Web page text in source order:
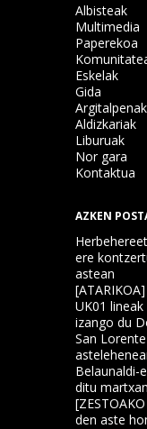
Albisteak
Multimedia
Paperekoa
Eskelak
Gida
Argitalpenak
Aldizkariak
Liburuak
Nor gara
Kontaktua
AZKEN
ere
astean
UK01
izango du
San
Belaunaldi-
ditu
den aste